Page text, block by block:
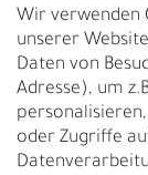
Vertrag
UNTERNEHMEN
Nachhaltigkeit
Kontakt
Wir verwenden
unserer
Daten von
Adresse), um
oder Zugriffe